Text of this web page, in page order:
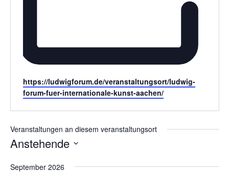
Webseite
https://ludwigforum.de/veranstaltungsort/ludwig-
forum-fuer-internationale-kunst-aachen/
Veranstaltungen an diesem veranstaltungsort
Anstehende
wählen.
September 2026